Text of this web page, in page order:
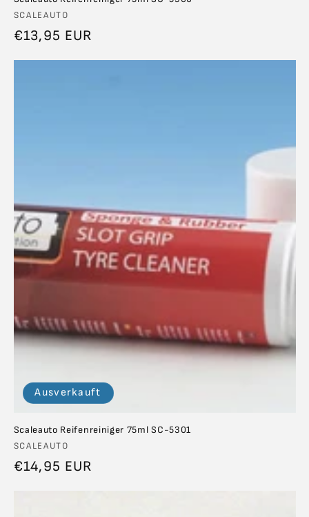
Anbieter:
SCALEAUTO
Normaler
€13,95 EUR
Ausverkauft
Scaleauto Reifenreiniger 75ml SC-5301
Anbieter:
SCALEAUTO
Normaler
€14,95 EUR